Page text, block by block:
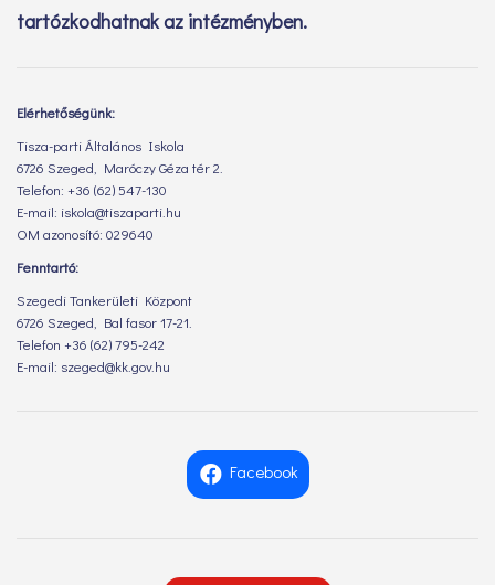
tartózkodhatnak az intézményben.
Elérhetőségünk:
Tisza-parti Általános Iskola
6726 Szeged, Maróczy Géza tér 2.
Telefon: +36 (62) 547-130
E-mail: iskola@tiszaparti.hu
OM azonosító: 029640
Fenntartó:
Szegedi Tankerületi Központ
6726 Szeged, Bal fasor 17-21.
Telefon +36 (62) 795-242
E-mail: szeged@kk.gov.hu
Facebook